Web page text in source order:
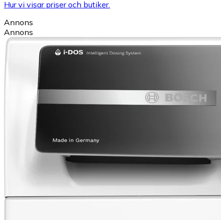
Hur vi visar priser och butiker.
Annons
Annons